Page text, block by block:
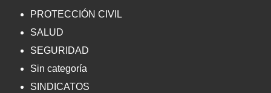
PROTECCIÓN CIVIL
SALUD
SEGURIDAD
Sin categoría
SINDICATOS